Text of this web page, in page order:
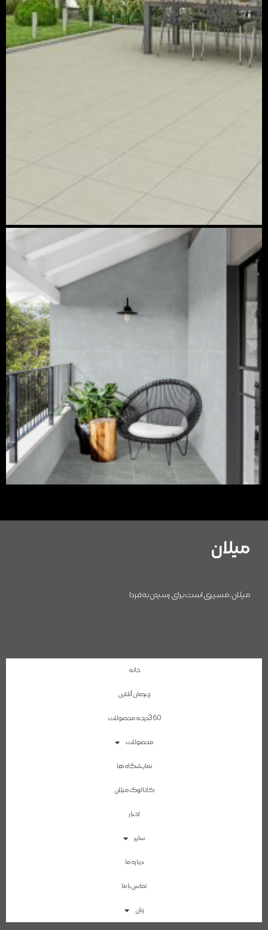
میلان
میلان، مسیری است برای رسیدن به فردا
خانه
چیدمان آنلاین
360درجه محصولات
محصولات
نمایشگاه ها
کاتالوگ میلان
اخبار
سایر
درباره ما
تماس با ما
زبان